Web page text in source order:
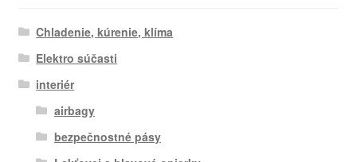
Chladenie, kúrenie, klíma
Elektro súčasti
interiér
airbagy
bezpečnostné pásy